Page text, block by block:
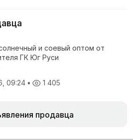
и соевый оптом от
ГК Юг Руси
09:24 • 1 405
продавца